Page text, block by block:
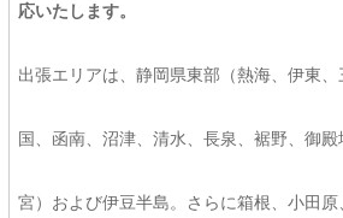
応いたします。
出張エリアは、静岡県東部（熱海、伊東
国、函南、沼津、清水、長泉、裾野、御
宮）および伊豆半島。さらに箱根、小田